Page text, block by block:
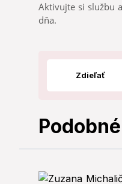
Aktivujte si službu
dňa.
Zdieľať